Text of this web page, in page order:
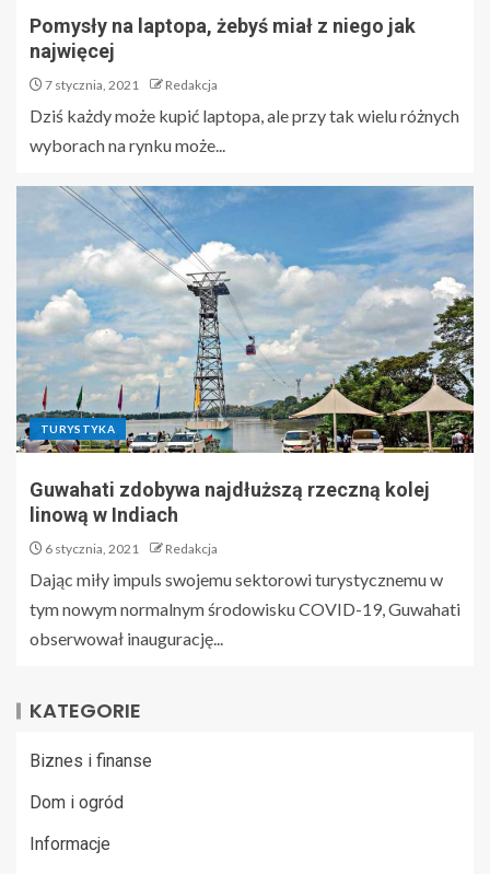
Pomysły na laptopa, żebyś miał z niego jak
najwięcej
7 stycznia, 2021 Redakcja
Dziś każdy może kupić laptopa, ale przy tak wielu różnych
wyborach na rynku może...
TURYSTYKA
Guwahati zdobywa najdłuższą rzeczną kolej
linową w Indiach
6 stycznia, 2021 Redakcja
Dając miły impuls swojemu sektorowi turystycznemu w
tym nowym normalnym środowisku COVID-19, Guwahati
obserwował inaugurację...
KATEGORIE
Biznes i finanse
Dom i ogród
Informacje